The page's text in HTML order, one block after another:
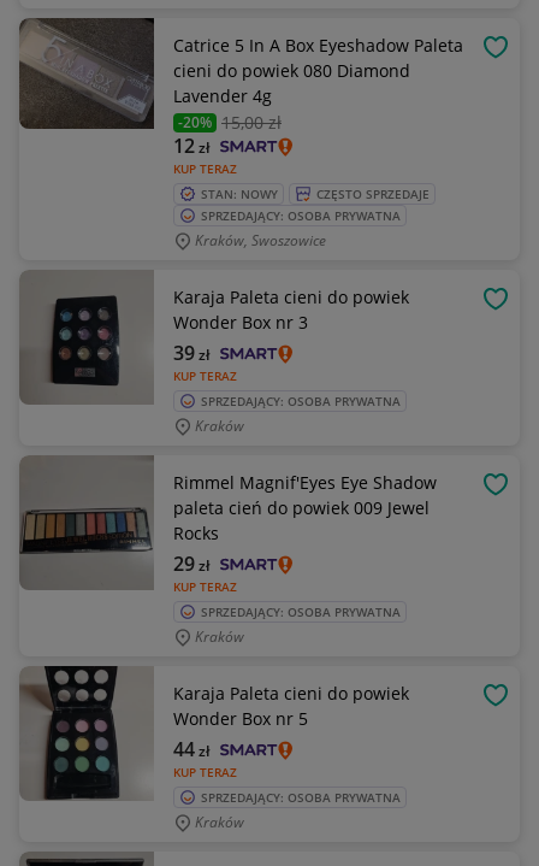
Catrice 5 In A Box Eyeshadow Paleta
cieni do powiek 080 Diamond
Lavender 4g
-20% 15,00 zł
KUP TERAZ
12zł
STAN: NOWY
CZĘSTO SPRZEDAJE
SPRZEDAJĄCY: OSOBA PRYWATNA
Kraków, Swoszowice
Karaja Paleta cieni do powiek
Wonder Box nr 3
KUP TERAZ
39zł
SPRZEDAJĄCY: OSOBA PRYWATNA
Kraków
Rimmel Magnif'Eyes Eye Shadow
paleta cień do powiek 009 Jewel
Rocks
KUP TERAZ
29zł
SPRZEDAJĄCY: OSOBA PRYWATNA
Kraków
Karaja Paleta cieni do powiek
Wonder Box nr 5
KUP TERAZ
44zł
SPRZEDAJĄCY: OSOBA PRYWATNA
Kraków